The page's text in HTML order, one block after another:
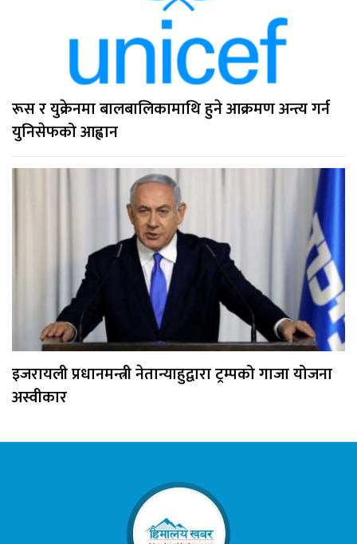
रूस र युक्रेनमा बालबालिकामाथि हुने आक्रमण अन्त्य गर्न
युनिसेफको आह्वान
इजरायली प्रधानमन्त्री नेतान्याहुद्वारा ट्रम्पको गाजा योजना
अस्वीकार